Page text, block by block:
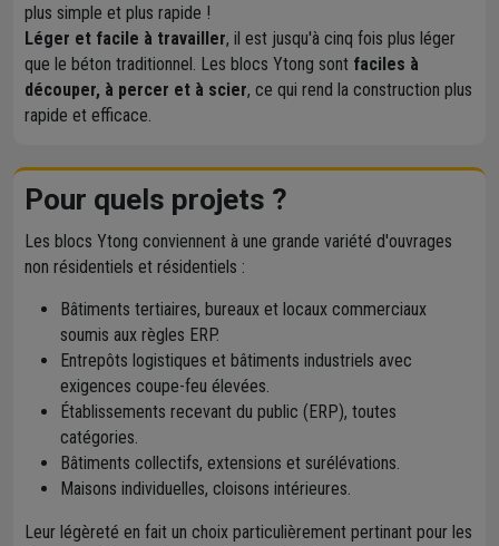
plus simple et plus rapide !
Léger et facile à travailler, il est jusqu'à cinq fois plus léger
que le béton traditionnel. Les blocs Ytong sont faciles à
découper, à percer et à scier, ce qui rend la construction plus
rapide et efficace.
Pour quels projets ?
Les blocs Ytong conviennent à une grande variété d'ouvrages
non résidentiels et résidentiels :
Bâtiments tertiaires, bureaux et locaux commerciaux
soumis aux règles ERP.
Entrepôts logistiques et bâtiments industriels avec
exigences coupe-feu élevées.
Établissements recevant du public (ERP), toutes
catégories.
Bâtiments collectifs, extensions et surélévations.
Maisons individuelles, cloisons intérieures.
Leur légèreté en fait un choix particulièrement pertinant pour les